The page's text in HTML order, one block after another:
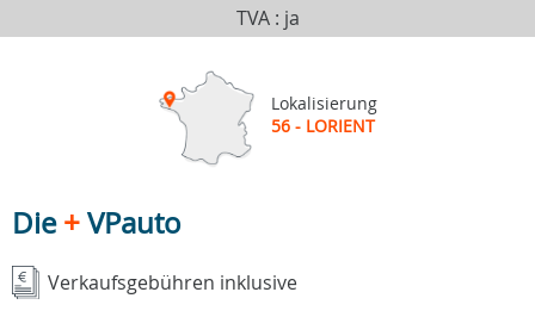
TVA : ja
Lokalisierung
56 - LORIENT
Die+VPauto
Verkaufsgebühren inklusive